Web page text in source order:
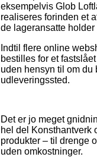
eksempelvis Glob
realiseres forinden et
de lageransatte holder
Indtil flere online
bestilles for et
uden hensyn til om
udleveringssted.
Det er jo meget
hel del Konsthantverk
produkter – til drenge
uden omkostninger.